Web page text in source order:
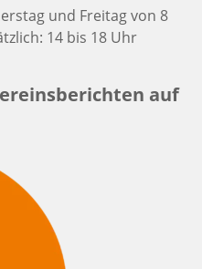
und Freitag von 8
14 bis 18 Uhr
auf